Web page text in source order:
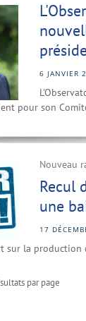
6 JANVIER
pour son
Nouveau
Recul
une
17
sur la production
par page